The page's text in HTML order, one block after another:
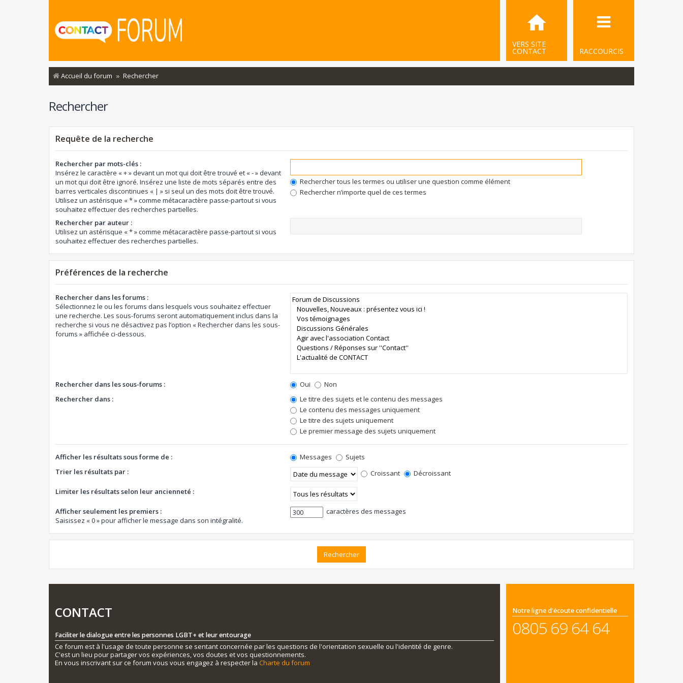
RACCOURCIS
VERS SITE
CONTACT
Accueil du forum Rechercher
Rechercher
Requête de la recherche
Rechercher par mots-clés :
Insérez le caractère « + » devant un mot qui doit être trouvé et « - » devant
un mot qui doit être ignoré. Insérez une liste de mots séparés entre des
barres verticales discontinues « | » si seul un des mots doit être trouvé.
Utilisez un astérisque « * » comme métacaractère passe-partout si vous
souhaitez effectuer des recherches partielles.
Rechercher tous les termes ou utiliser une question comme élément
Rechercher n’importe quel de ces termes
Rechercher par auteur :
Utilisez un astérisque « * » comme métacaractère passe-partout si vous
souhaitez effectuer des recherches partielles.
Préférences de la recherche
Rechercher dans les forums :
Sélectionnez le ou les forums dans lesquels vous souhaitez effectuer
une recherche. Les sous-forums seront automatiquement inclus dans la
recherche si vous ne désactivez pas l’option « Rechercher dans les sous-
forums » affichée ci-dessous.
Rechercher dans les sous-forums : Oui
Non
Rechercher dans :
Le titre des sujets et le contenu des messages
Le contenu des messages uniquement
Le titre des sujets uniquement
Le premier message des sujets uniquement
Afficher les résultats sous forme de : Messages
Sujets
Trier les résultats par :
Croissant
Décroissant
Limiter les résultats selon leur ancienneté :
Afficher seulement les premiers :
Saisissez « 0 » pour afficher le message dans son intégralité.
caractères des messages
CONTACT
Faciliter le dialogue entre les personnes LGBT+ et leur entourage
Ce forum est à l'usage de toute personne se sentant concernée par les questions de l'orientation sexuelle ou l'identité de genre.
C'est un lieu pour partager vos expériences, vos doutes et vos questionnements.
En vous inscrivant sur ce forum vous vous engagez à respecter la Charte du forum
Notre ligne d'écoute confidentielle
0805 69 64 64